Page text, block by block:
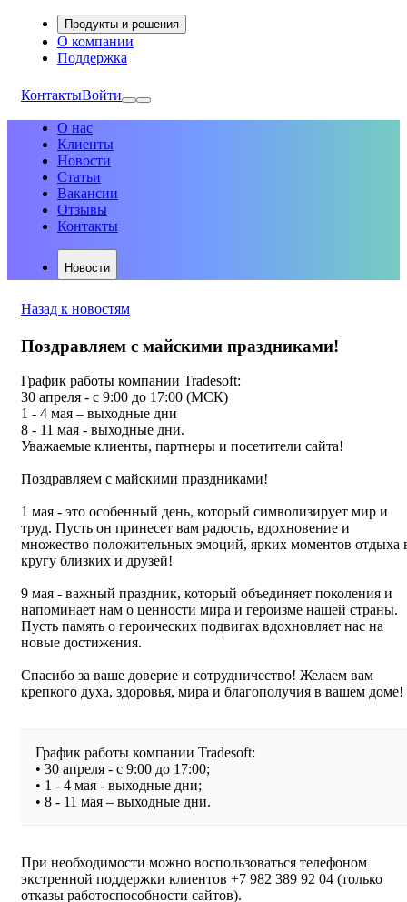
Продукты и решения
О компании
Поддержка
КонтактыВойти
О нас
Клиенты
Новости
Статьи
Вакансии
Отзывы
Контакты
Новости
Назад к новостям
Поздравляем с майскими праздниками!
График работы компании Tradesoft:
30 апреля - c 9:00 до 17:00 (МСК)
1 - 4 мая – выходные дни
8 - 11 мая - выходные дни.
Уважаемые клиенты, партнеры и посетители сайта!
Поздравляем с майскими праздниками!
1 мая - это особенный день, который символизирует мир и
труд. Пусть он принесет вам радость, вдохновение и
множество положительных эмоций, ярких моментов отдыха
кругу близких и друзей!
9 мая - важный праздник, который объединяет поколения и
напоминает нам о ценности мира и героизме нашей страны.
Пусть память о героических подвигах вдохновляет нас на
новые достижения.
Спасибо за ваше доверие и сотрудничество! Желаем вам
крепкого духа, здоровья, мира и благополучия в вашем доме!
График работы компании Tradesoft:
• 30 апреля - с 9:00 до 17:00;
• 1 - 4 мая - выходные дни;
• 8 - 11 мая – выходные дни.
При необходимости можно воспользоваться телефоном
экстренной поддержки клиентов +7 982 389 92 04 (только
отказы работоспособности сайтов).